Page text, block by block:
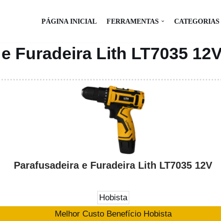
PÁGINA INICIAL FERRAMENTAS CATEGORIAS
Furadeira Lith LT7035
Parafusadeira e Furadeira Lith LT7035 12V
Hobista
Melhor Custo Benefício Hobista